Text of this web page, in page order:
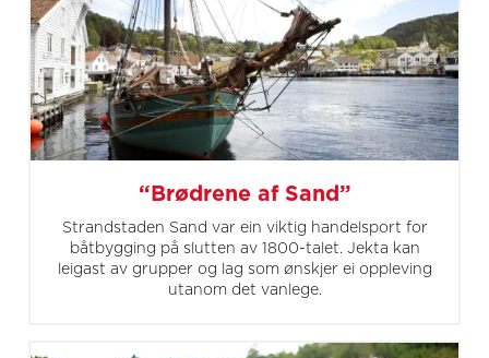
“Brødrene af Sand”
Strandstaden Sand var ein viktig handelsport for
båtbygging på slutten av 1800-talet. Jekta kan
leigast av grupper og lag som ønskjer ei oppleving
utanom det vanlege.